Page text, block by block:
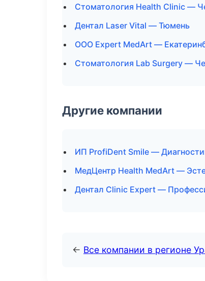
Стоматология Health Clinic —
Дентал Laser Vital — Тюмень
ООО Expert MedArt —
Стоматология Lab Surgery —
Другие компании
ИП ProfiDent Smile —
МедЦентр Health MedArt —
Дентал Clinic Expert —
← Все компании в регионе